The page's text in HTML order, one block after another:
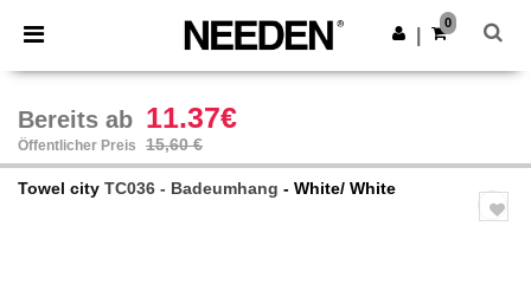
× Needen App
Bessere Preise in der App!
App holen
0
Bereits ab 11.37€
Öffentlicher Preis 15,60 €
Towel city TC036 - Badeumhang - White/ White